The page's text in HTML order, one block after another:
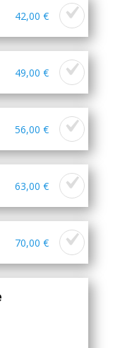
42,00 €
49,00 €
56,00 €
63,00 €
70,00 €